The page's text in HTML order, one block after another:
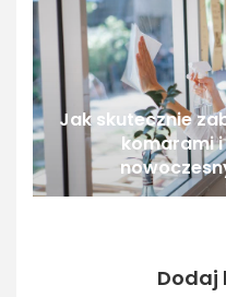
Jak skutecznie
komarami
Dodaj